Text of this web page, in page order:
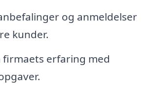
og anmeldelser
kunder.
firmaets erfaring med